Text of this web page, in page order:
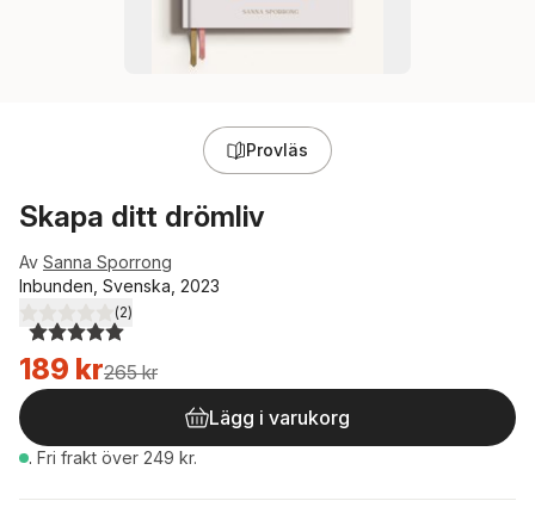
Provläs
Skapa ditt drömliv
Av Sanna Sporrong
Inbunden, Svenska, 2023
5,0utav 5 stjärnor. Totalt antal röster:
(2)
189 kr265 kr
Lägg i varukorg
. Fri frakt över 249 kr.